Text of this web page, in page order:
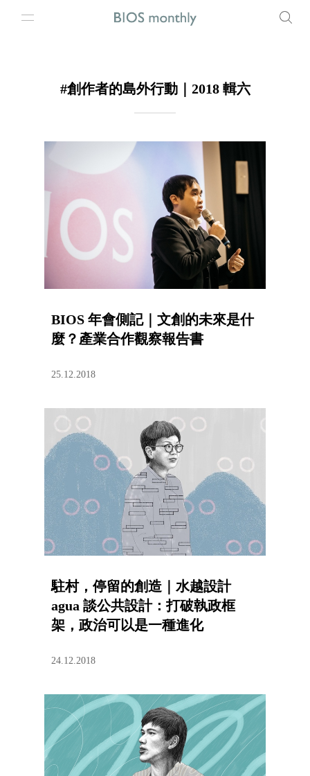
#創作者的島外行動｜2018 輯六
BIOS 年會側記｜文創的未來是什
麼？產業合作觀察報告書
25.12.2018
駐村，停留的創造｜水越設計
agua 談公共設計：打破執政框
架，政治可以是一種進化
24.12.2018